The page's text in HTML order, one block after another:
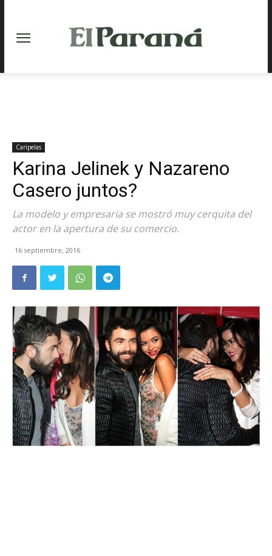
Caripelas
Karina Jelinek y Nazareno
Casero juntos?
La modelo y empresaria se mostró muy cerquita del
actor en la apertura de su comercio.
16 septiembre, 2016